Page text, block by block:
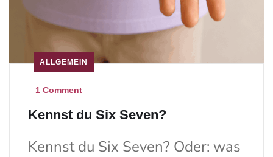
ALLGEMEIN
1 Comment
Kennst du Six Seven?
Kennst du Six Seven? Oder: was